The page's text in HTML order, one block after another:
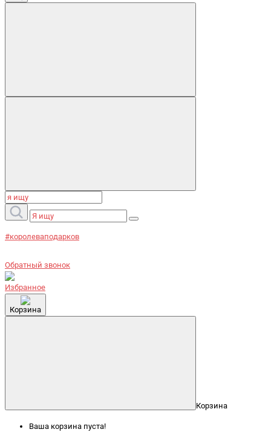
#королеваподарков
Обратный звонок
Избранное
Корзина
Корзина
Ваша корзина пуста!